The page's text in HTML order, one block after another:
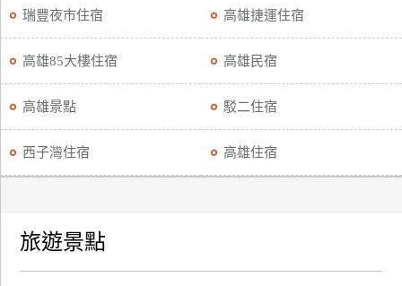
瑞豐夜市住宿 高雄捷運住宿
高雄85大樓住宿 高雄民宿
高雄景點 駁二住宿
西子灣住宿 高雄住宿
旅遊景點